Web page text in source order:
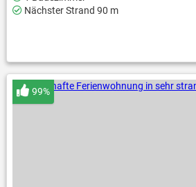
Nächster Strand 90 m
99%